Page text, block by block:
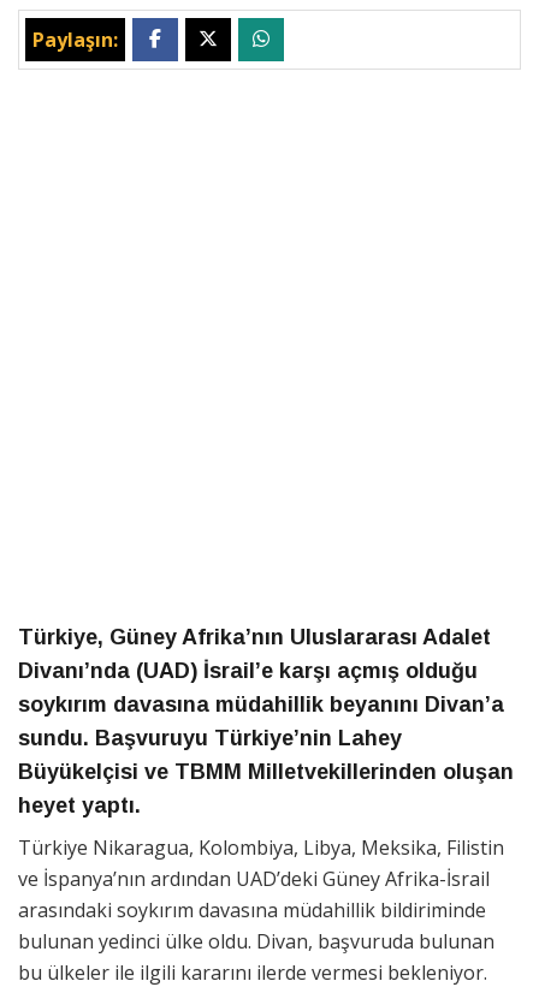
Paylaşın:
Türkiye, Güney Afrika’nın Uluslararası Adalet
Divanı’nda (UAD) İsrail’e karşı açmış olduğu
soykırım davasına müdahillik beyanını Divan’a
sundu. Başvuruyu Türkiye’nin Lahey
Büyükelçisi ve TBMM Milletvekillerinden oluşan
heyet yaptı.
Türkiye Nikaragua, Kolombiya, Libya, Meksika, Filistin
ve İspanya’nın ardından UAD’deki Güney Afrika-İsrail
arasındaki soykırım davasına müdahillik bildiriminde
bulunan yedinci ülke oldu. Divan, başvuruda bulunan
bu ülkeler ile ilgili kararını ilerde vermesi bekleniyor.